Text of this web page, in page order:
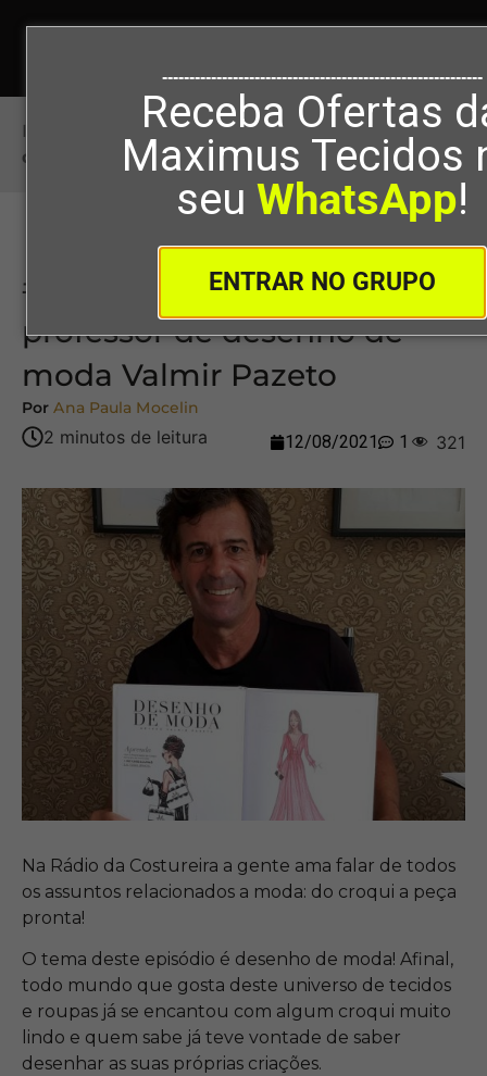
-----------------------------------------------------------
Receba Ofertas
Maximus Tecidos
seu WhatsApp!
ENTRAR NO GRUPO
Início
#99 – A história do estilista e professor
de desenho de moda Valmir Pazeto
#99 – A história do estilista e
professor de desenho de
moda Valmir Pazeto
Por Ana Paula Mocelin
12/08/2021 1 321
Na Rádio da Costureira a gente ama falar de todos
os assuntos relacionados a moda: do croqui a peça
pronta!
O tema deste episódio é desenho de moda! Afinal,
todo mundo que gosta deste universo de tecidos
e roupas já se encantou com algum croqui muito
lindo e quem sabe já teve vontade de saber
desenhar as suas próprias criações.